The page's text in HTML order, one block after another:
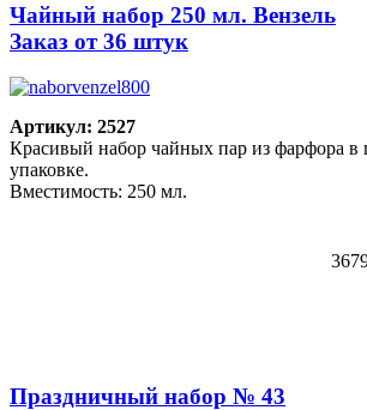
Чайный набор 250 мл. Вензель
Заказ от 36 штук
Артикул: 2527
Красивый набор чайных пар из фарфора в
упаковке.
Вместимость: 250 мл.
Праздничный набор № 43